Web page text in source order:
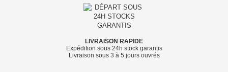
LIVRAISON RAPIDE
Expédition sous 24h stock garantis
Livraison sous 3 à 5 jours ouvrés